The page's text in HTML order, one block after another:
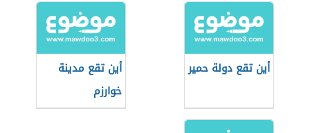
أين تقع دولة حمير
أين تقع مدينة
خوارزم